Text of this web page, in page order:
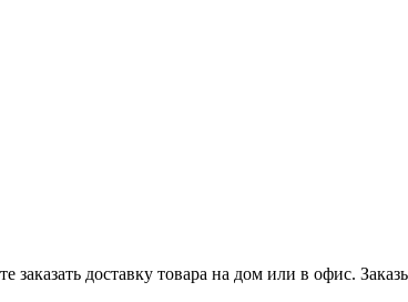
доставку товара на дом или в офис.